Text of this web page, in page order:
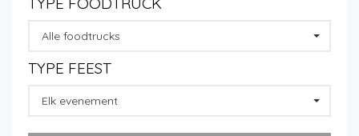
Alle foodtrucks
TYPE FEEST
Elk evenement